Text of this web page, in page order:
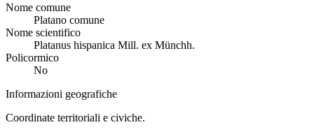
Nome comune
Platano comune
Nome scientifico
Platanus hispanica Mill. ex Münchh.
Policormico
No
Informazioni geografiche
Coordinate territoriali e civiche.